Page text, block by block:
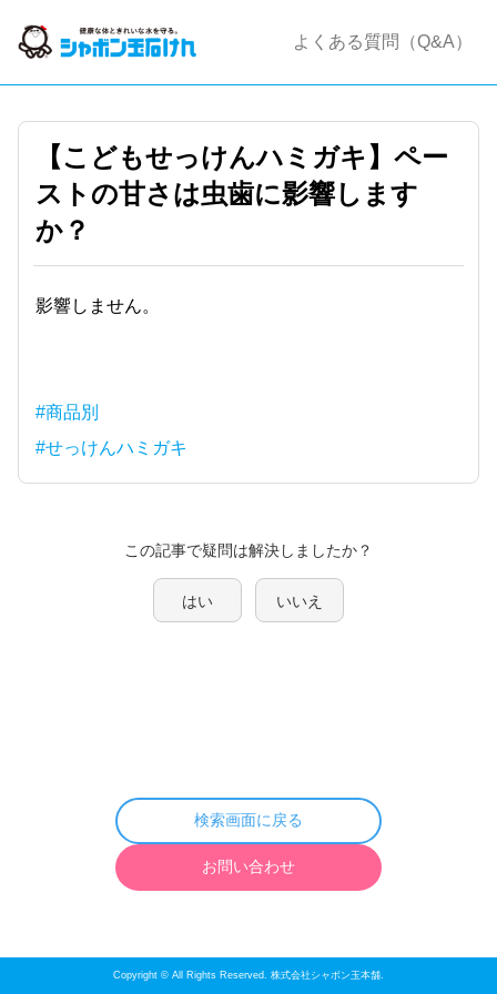
よくある質問（Q&A）
【こどもせっけんハミガキ】ペー
ストの甘さは虫歯に影響します
か？
影響しません。
#商品別
#せっけんハミガキ
この記事で疑問は解決しましたか？
はい いいえ
検索画面に戻る
お問い合わせ
Copyright © All Rights Reserved. 株式会社シャボン玉本舗.